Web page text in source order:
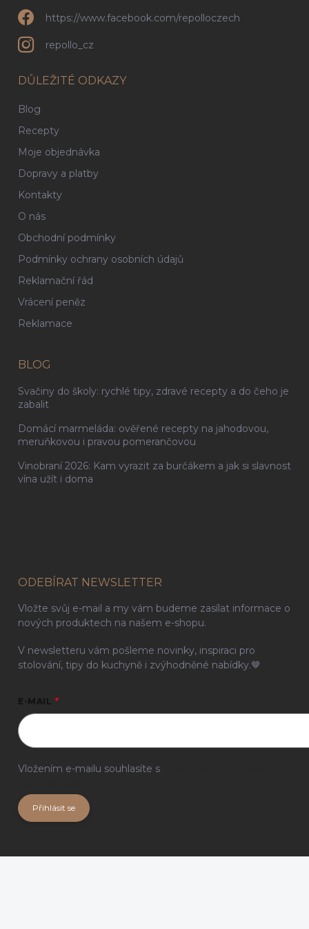
https://www.facebook.com/repolloczech
repollo_cz
DŮLEŽITÉ ODKAZY
Blog
Recepty
Moje objednávka
Dopravy a platby
Kontakty
O nás
Obchodní podmínky
Podmínky ochrany osobních údajů
Reklamační řád
Vrácení peněz
Reklamace
BLOG
Svačiny do školy: rychlé tipy, zdravé recepty a do čeho je
zabalit
Domácí marmeláda: ověřené recepty na jahodovou,
meruňkovou i pravou pomerančovou
Vinobraní 2026: Kam vyrazit za burčákem a jak si slavnost
vína užít i doma
ODEBÍRAT NEWSLETTER
Vložte svůj e-mail a my vám budeme zasílat informace o
nových produktech na našem e-shopu.
V newsletteru vám pošleme novinky, inspiraci pro
stolování, tipy do kuchyně i zvýhodněné nabídky.🤎
E-MAIL
Vložením e-mailu souhlasíte s
Přihlásit se